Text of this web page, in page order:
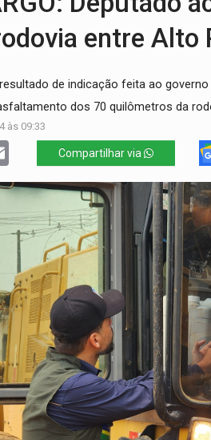
parabeniza servidores pelo
mais de uma tonelada de
Confira os sorteados na
inovações no combate a drones
Em Itapuã do Oeste,
entre Alto
de indicação feita ao
dos 70 quilômetros da
às 09:33
Compartilhar via